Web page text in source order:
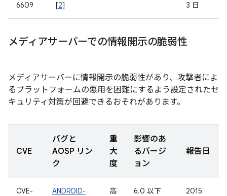
6609
[2]
3 日
メディアサーバーでの情報開示の脆弱性
メディアサーバーに情報開示の脆弱性があり、攻撃者によ
るプラットフォームの悪用を困難にするよう設定されたセ
キュリティ対策が回避できるおそれがあります。
CVE
バグと
AOSP リン
ク
重
大
度
影響のあ
るバージ
ョン
報告日
CVE-
ANDROID-
高 6.0 以下
2015